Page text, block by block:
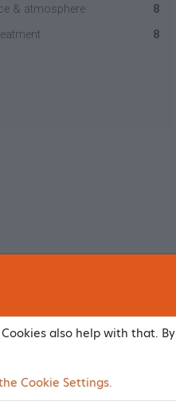
& atmosphere
8
8
also help with that.
Cookie Settings.